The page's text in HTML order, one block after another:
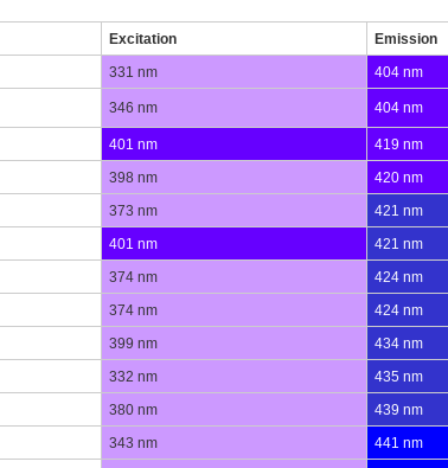
Excitation
Emission
331 nm 404 nm
346 nm 404 nm
401 nm
419 nm
398 nm
420 nm
373 nm
421 nm
401 nm
421 nm
374 nm
424 nm
374 nm
424 nm
399 nm
434 nm
332 nm
435 nm
380 nm
439 nm
343 nm
441 nm